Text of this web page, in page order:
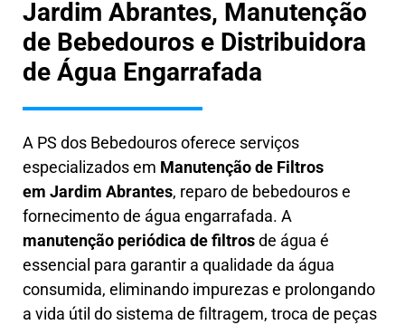
Jardim Abrantes, Manutenção
de Bebedouros e Distribuidora
de Água Engarrafada
A PS dos Bebedouros oferece serviços
especializados em Manutenção de Filtros
em Jardim Abrantes, reparo de bebedouros e
fornecimento de água engarrafada. A
manutenção periódica de filtrosde água é
essencial para garantir a qualidade da água
consumida, eliminando impurezas e prolongando
a vida útil do sistema de filtragem, troca de peças